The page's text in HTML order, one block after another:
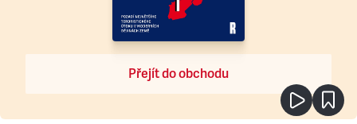
Přejít do obchodu